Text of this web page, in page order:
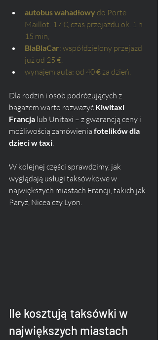
autobus wahadłowy do Porte
Maillot: 17 €, czas przejazdu ok. 1 h
15 min,
BlaBlaCar: współdzielony przejazd
już od 25 €,
wynajem auta: od 40 € za dzień.
Dla rodzin i osób podróżujących z
bagażem warto rozważyć Kiwitaxi
Francja lub Unitaxi – z gwarancją ceny i
możliwością zamówienia fotelików dla
dzieci w taxi.
W kolejnej części sprawdzimy, jak
wyglądają usługi taksówkowe w
największych miastach Francji, takich jak
Paryż, Nicea czy Lyon.
Ile kosztują taksówki w
największych miastach